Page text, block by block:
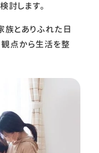
討します。
族とありふれた日
点から生活を整